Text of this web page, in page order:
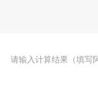
请输入计算结果（填写